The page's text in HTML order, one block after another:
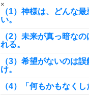
恋
×
（1）神様は、どんな
い。
（2）未来が真っ暗な
れる。
（3）希望がないのは
け。
（4）「何もかもなく